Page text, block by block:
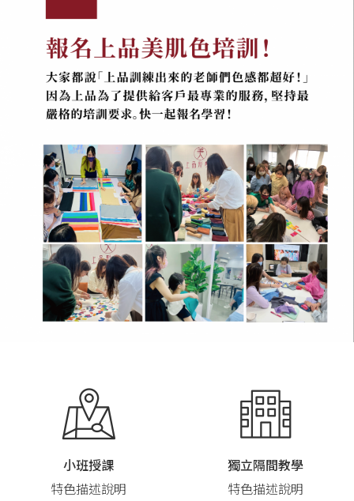
小班授課
特色描述說明
獨立隔間教學
特色描述說明